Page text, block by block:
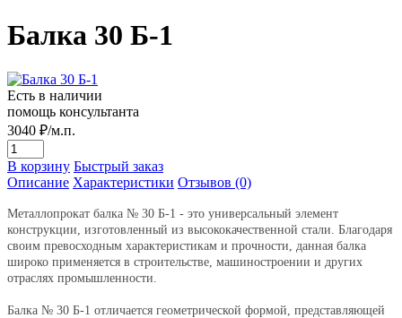
Балка 30 Б-1
Есть в наличии
помощь консультанта
3040 ₽/м.п.
В корзину Быстрый заказ
Описание Характеристики Отзывов (0)
Металлопрокат балка № 30 Б-1 - это универсальный элемент
конструкции, изготовленный из высококачественной стали. Благодаря
своим превосходным характеристикам и прочности, данная балка
широко применяется в строительстве, машиностроении и других
отраслях промышленности.
Балка № 30 Б-1 отличается геометрической формой, представляющей